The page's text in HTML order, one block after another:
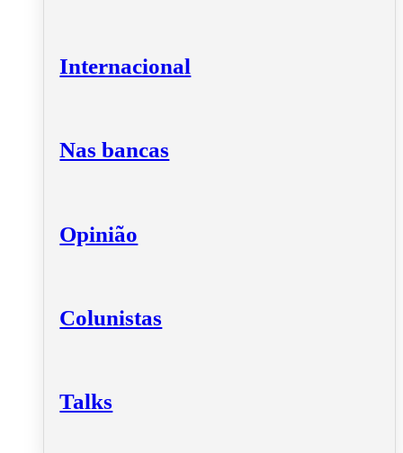
Internacional
Nas bancas
Opinião
Colunistas
Talks